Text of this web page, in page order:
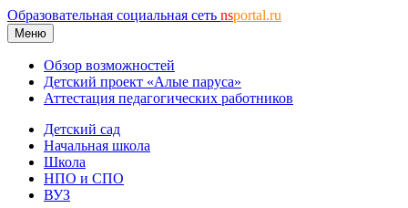
Образовательная социальная сеть nsportal.ru
Меню
Обзор возможностей
Детский проект «Алые паруса»
Аттестация педагогических работников
Детский сад
Начальная школа
Школа
НПО и СПО
ВУЗ